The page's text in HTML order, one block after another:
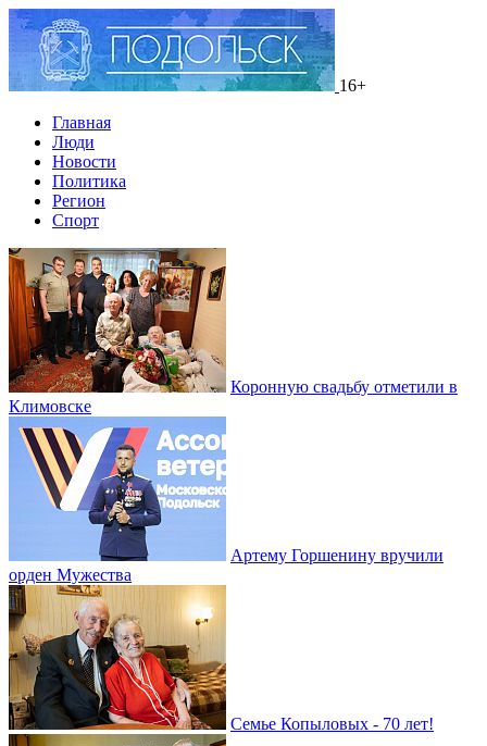
16+
Главная
Люди
Новости
Политика
Регион
Спорт
Коронную свадьбу отметили в
Климовске
Артему Горшенину вручили
орден Мужества
Семье Копыловых - 70 лет!